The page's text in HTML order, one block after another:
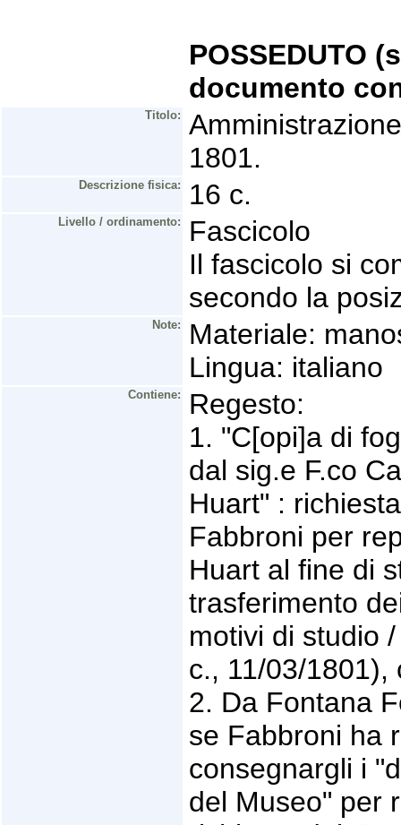
POSSEDUTO
documento
Titolo:
1801.
Descrizione fisica: 16 c.
Livello / ordinamento:
Fascicolo
Il fascicolo si
secondo la
Note:
Materiale:
Lingua: italiano
Contiene:
Regesto:
1. "C[opi]a di
dal sig.e F.co
Huart" :
Fabbroni per
Huart al fine di
trasferimento
motivi di studio
c., 11/03/1801),
2. Da Fontana
se Fabbroni ha
consegnargli i
del Museo" per